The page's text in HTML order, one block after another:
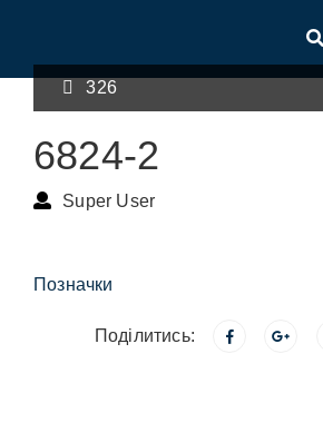
326
6824-2
Super User
Позначки
Поділитись: